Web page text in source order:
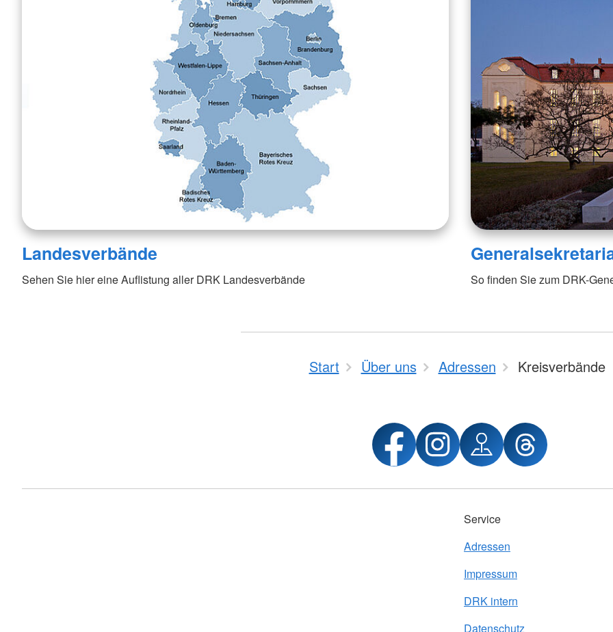
Landesverbände
Sehen Sie hier eine Auflistung aller DRK Landesverbände So finden Sie zum DRK-
Start Über uns Adressen Kreisverbände
Service
Adressen
Impressum
DRK intern
Datenschutz